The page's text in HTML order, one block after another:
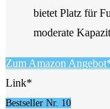
bietet Platz für
moderate
Zum Amazon
Link*
Bestseller Nr. 10